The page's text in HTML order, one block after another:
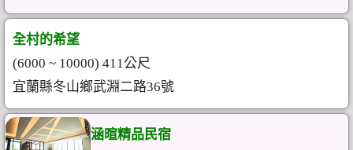
全村的希望
(6000 ~ 10000) 411公尺
宜蘭縣冬山鄉武淵二路36號
涵暄精品民宿